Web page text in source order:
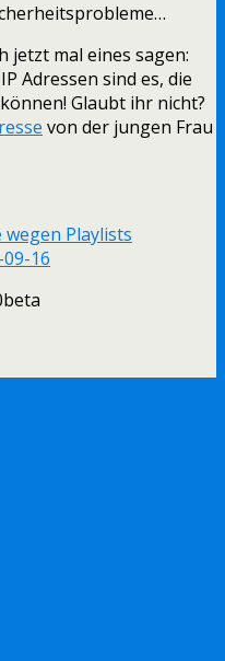
jetzt mal eines sagen:
Adressen sind es, die
Glaubt ihr nicht?
von der jungen Frau
Playlists
16